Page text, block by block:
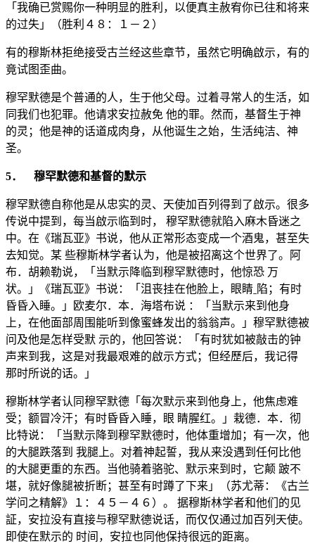
「我确已赏赐你一种明显的胜利，以便真主赦宥你已往和将来
的过失」（胜利４８：１－２）
有的穆斯林拒绝接受古兰经这些章节，虽然它明确啟示，有的
竟试图歪曲。
穆罕默德是个普通的人，生于他父母。过着寻常人的生活，如
同我们也犯罪。他请求安拉赦免 他的罪。然而，基督生于神
的灵；他是神的话道成肉身，从他诞生之始，生活纯洁、神
圣。
5． 穆罕默德和基督的默示
穆罕默德自称他是从忠实的灵、天使加百列得到了啟示。很多
传说中提到，每当啟示临到时， 穆罕默德就陷入麻木昏迷之
中。在《瑞瓦亚》书说，他从正常形态变成一个酒鬼，甚至失
去知觉。某 些穆斯林学者认为，他是被招离这个世界了。阿
布．胡赖勒说，「当默示降临到穆罕默德时，他惊恐 万
状。」《瑞瓦亚》书说：「沮丧挂在他脸上，眼睛ˍ陷；有时
昏昏入睡。」欧麦尔．本．海塔布说 ：「当默示来到他身
上，在他面部周围能听到像蜜蜂发出的翁翁声。」穆罕默德被
问及他是怎样受默 示的，他回答说：「有时犹如被敲击的钟
声来到我，这是对我最艰难的啟示方式；但经歷后，我记得
那时所说的话。」
穆斯林学者认同穆罕默德「每次默示来到他身上，他焦虑难
受；额冒冷汗；有时昏昏入睡，眼 睛腥红。」栽德．本．彻
比特说：「当默示降到穆罕默德时，他体重增加；有一次，他
的大腿跌落到 我腿上。对着神起誓，我从来没遇到任何比他
的大腿更重的东西。当他骑着骆驼、默示来到时，它颠 跛不
堪，就好像腿被折断；甚至有时蹲了下来」（苏尤蒂：《古兰
学问之精解》１：４５－４６）。 据穆斯林学者和他们的见
証，安拉没有直接与穆罕默德说话，而仅仅通过加百列天使。
即使在默示的 时间，安拉也同他保持很远的距离。